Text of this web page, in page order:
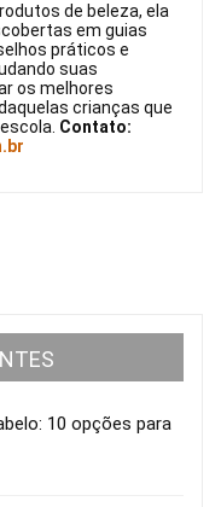
de beleza, ela
em guias
práticos e
suas
os melhores
crianças que
Contato:
10 opções para